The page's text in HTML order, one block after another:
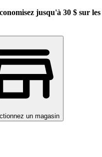
jusqu'à 30 $ sur
un magasin